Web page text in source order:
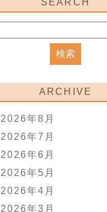
SEARCH
ARCHIVE
2026年8月
2026年7月
2026年6月
2026年5月
2026年4月
2026年3月